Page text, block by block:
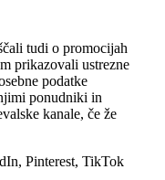
tudi o promocijah
prikazovali ustrezne
podatke
ponudniki in
kanale, če že
Pinterest, TikTok